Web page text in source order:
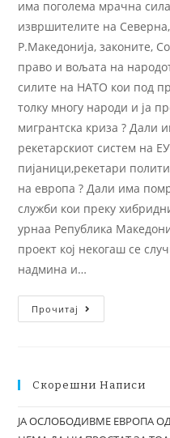
има поголема мрачна
извршителите на Северна,
Р.Македонија, законите,
право и вољата на
силите на НАТО кои под
толку многу народи и ја
мигрантска криза ? Дали
рекетарскиот систем на
пијаници,рекетари
на европа ? Дали има
служби кои преку
урнаа Република
проект кој некогаш се
надмина и…
Прочитај
Скорешни Написи
ЈА ОСЛОБОДИВМЕ ЕВРОПА